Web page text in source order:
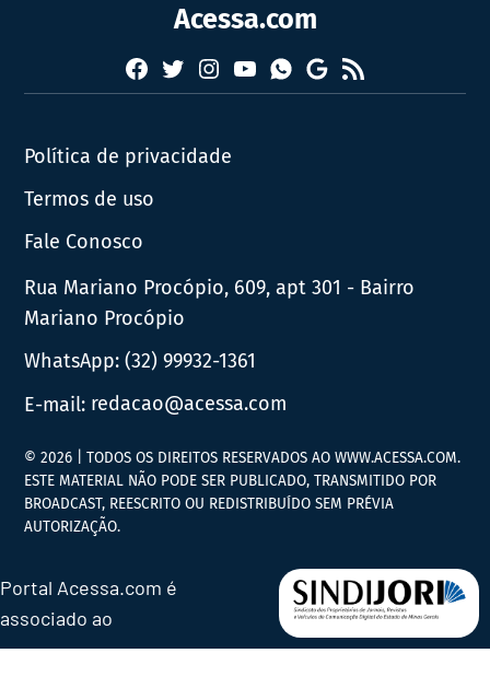
Acessa.com
Facebook
TwitterInstagram
YouTubeWhatsapp
Google
News
RSS
Política de privacidade
Termos de uso
Fale Conosco
Rua Mariano Procópio, 609, apt 301 - Bairro
Mariano Procópio
WhatsApp:(32) 99932-1361
E-mail: redacao@acessa.com
© 2026 | TODOS OS DIREITOS RESERVADOS AO WWW.ACESSA.COM.
ESTE MATERIAL NÃO PODE SER PUBLICADO, TRANSMITIDO POR
BROADCAST, REESCRITO OU REDISTRIBUÍDO SEM PRÉVIA
AUTORIZAÇÃO.
Portal Acessa.com é
associado ao